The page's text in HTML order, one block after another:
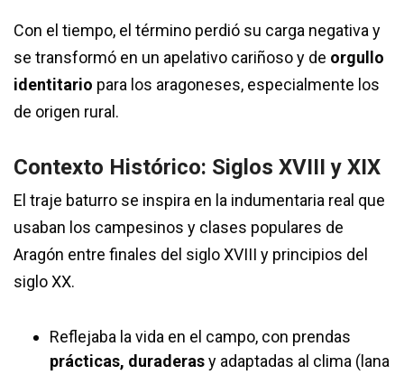
Con el tiempo, el término perdió su carga negativa y
se transformó en un apelativo cariñoso y de orgullo
identitario para los aragoneses, especialmente los
de origen rural.
Contexto Histórico: Siglos XVIII y XIX
El traje baturro se inspira en la indumentaria real que
usaban los campesinos y clases populares de
Aragón entre finales del siglo XVIII y principios del
siglo XX.
Reflejaba la vida en el campo, con prendas
prácticas, duraderasy adaptadas al clima (lana